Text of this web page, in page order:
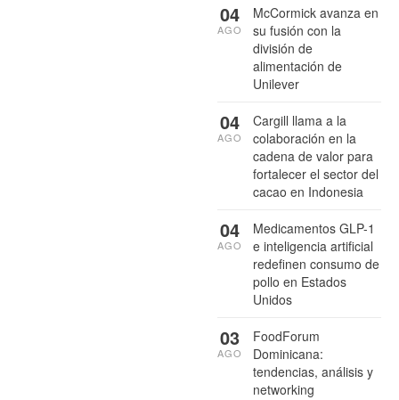
McCormick avanza en
su fusión con la
división de
alimentación de
Unilever
04
AGO
Cargill llama a la
colaboración en la
cadena de valor para
fortalecer el sector del
cacao en Indonesia
04
AGO
Medicamentos GLP-1
e inteligencia artificial
redefinen consumo de
pollo en Estados
Unidos
04
AGO
FoodForum
Dominicana:
tendencias, análisis y
networking
03
AGO